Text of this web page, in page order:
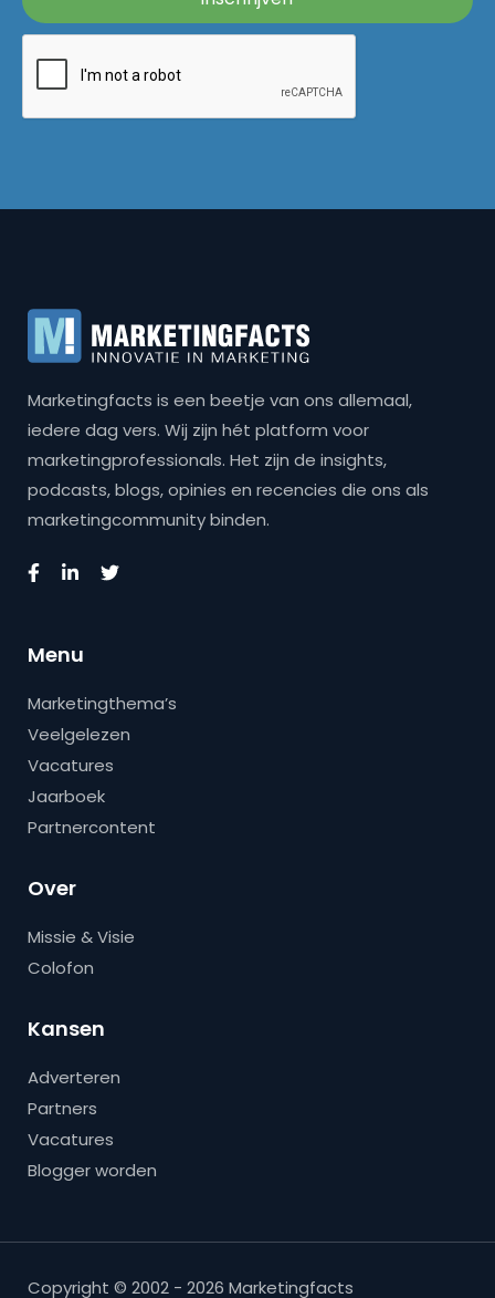
Marketingfacts is een beetje van ons allemaal,
iedere dag vers. Wij zijn hét platform voor
marketingprofessionals. Het zijn de insights,
podcasts, blogs, opinies en recencies die ons als
marketingcommunity binden.
Menu
Marketingthema’s
Veelgelezen
Vacatures
Jaarboek
Partnercontent
Over
Missie & Visie
Colofon
Kansen
Adverteren
Partners
Vacatures
Blogger worden
Copyright © 2002 - 2026 Marketingfacts